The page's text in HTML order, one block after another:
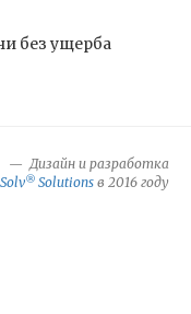
без ущерба
Дизайн и разработка
® Solutions в 2016 году